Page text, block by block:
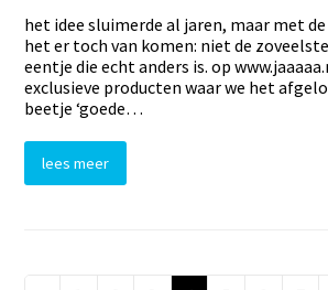
het idee sluimerde al jaren, maar met
het er toch van komen: niet de
eentje die echt anders is. op
exclusieve producten waar we het
beetje ‘goede…
lees meer